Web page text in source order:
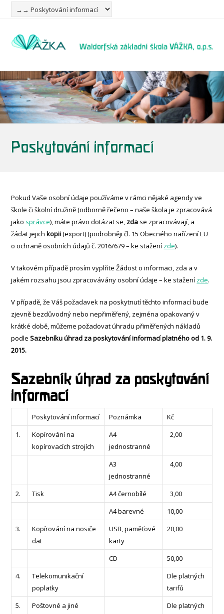
Poskytování informací
Pokud Vaše osobní údaje používáme v rámci nějaké agendy ve
škole či školní družině (odborně řečeno – naše škola je zpracovává
jako správce), máte právo dotázat se, zda se zpracovávají, a
žádat jejich kopii(export) (podrobněji čl. 15 Obecného nařízení EU
o ochraně osobních údajů č. 2016/679 – ke stažení zde).
V takovém případě prosím vyplňte Žádost o informaci, zda a v
jakém rozsahu jsou zpracovávány osobní údaje – ke stažení zde.
V případě, že Váš požadavek na poskytnutí těchto informací bude
zjevně bezdůvodný nebo nepřiměřený, zejména opakovaný v
krátké době, můžeme požadovat úhradu přiměřených nákladů
podleSazebníku úhrad za poskytování informací platného od 1. 9.
2015.
Sazebník úhrad za poskytování
informací
Poskytování informací Poznámka
Kč
1.
Kopírování na
kopírovacích strojích
A4
jednostranné
2,00
A3
jednostranné
4,00
2. Tisk A4 černobílé
3,00
A4 barevné
10,00
3.
Kopírování na nosiče
dat
USB, paměťové
karty
20,00
CD
50,00
4.
Telekomunikační
poplatky
Dle platných
tarifů
5.
Poštovné a jiné
Dle platných